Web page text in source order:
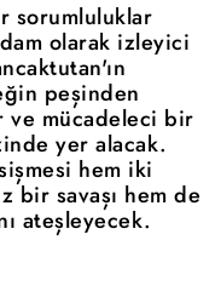
sorumluluklar
olarak izleyici
peşinden
ve mücadeleci bir
yer alacak.
hem iki
bir savaşı hem de
ateşleyecek.